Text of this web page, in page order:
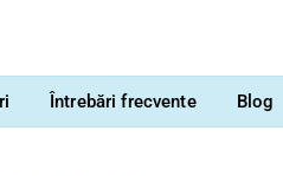
Întrebări frecvente Blog